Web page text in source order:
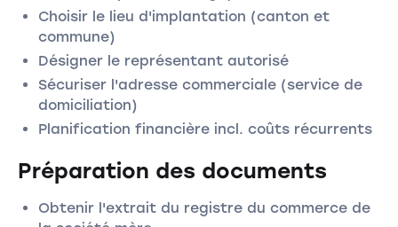
Choisir le lieu d'implantation (canton et
commune)
Désigner le représentant autorisé
Sécuriser l'adresse commerciale (service de
domiciliation)
Planification financière incl. coûts récurrents
Préparation des documents
Obtenir l'extrait du registre du commerce de